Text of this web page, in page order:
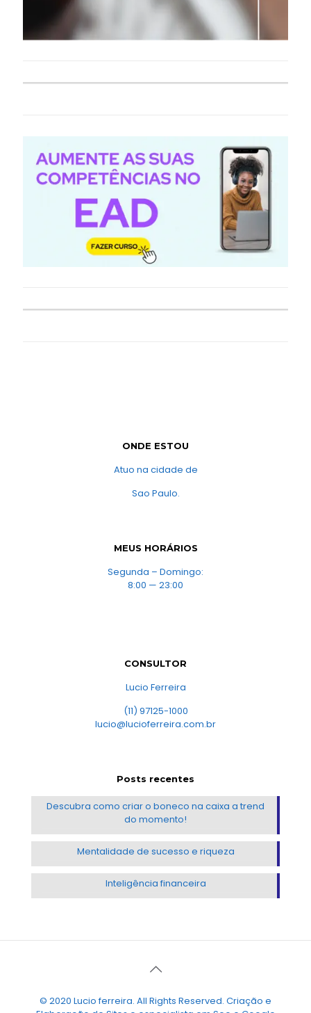
ONDE ESTOU
Atuo na cidade de
Sao Paulo.
MEUS HORÁRIOS
Segunda – Domingo:
8:00 — 23:00
CONSULTOR
Lucio Ferreira
(11) 97125-1000
lucio@lucioferreira.com.br
Posts recentes
Descubra como criar o boneco na caixa a trend
do momento!
Mentalidade de sucesso e riqueza
Inteligência financeira
© 2020 Lucio ferreira. All Rights Reserved. Criação e